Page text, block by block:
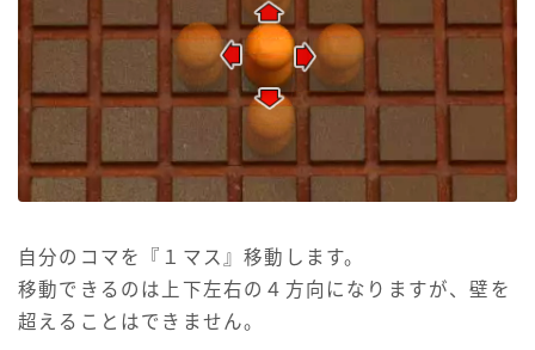
自分のコマを『１マス』移動します。
移動できるのは上下左右の４方向になりますが、壁を
超えることはできません。